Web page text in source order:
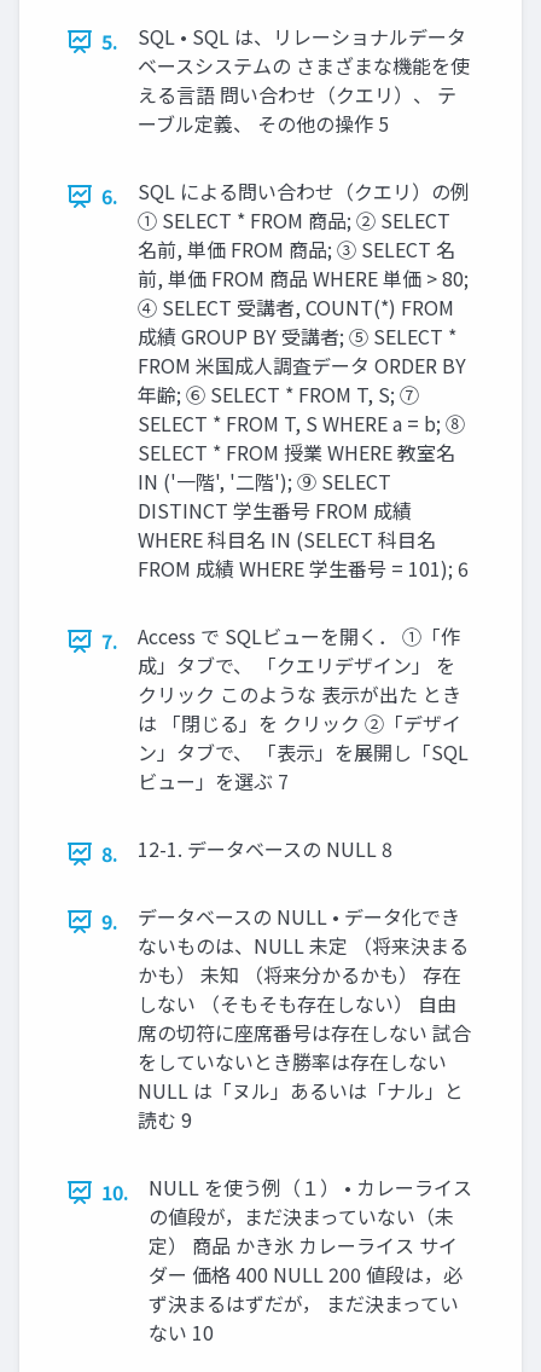
5.
SQL • SQL は、リレーショナルデータ
ベースシステムの さまざまな機能を使
える言語 問い合わせ（クエリ）、 テ
ーブル定義、 その他の操作 5
6.
SQL による問い合わせ（クエリ）の例
① SELECT * FROM 商品; ② SELECT
名前, 単価 FROM 商品; ③ SELECT 名
前, 単価 FROM 商品 WHERE 単価 > 80;
④ SELECT 受講者, COUNT(*) FROM
成績 GROUP BY 受講者; ⑤ SELECT *
FROM 米国成人調査データ ORDER BY
年齢; ⑥ SELECT * FROM T, S; ⑦
SELECT * FROM T, S WHERE a = b; ⑧
SELECT * FROM 授業 WHERE 教室名
IN ('一階', '二階'); ⑨ SELECT
DISTINCT 学生番号 FROM 成績
WHERE 科目名 IN (SELECT 科目名
FROM 成績 WHERE 学生番号 = 101); 6
7.
Access で SQLビューを開く． ①「作
成」タブで、 「クエリデザイン」 を
クリック このような 表示が出た とき
は 「閉じる」を クリック ②「デザイ
ン」タブで、 「表示」を展開し「SQL
ビュー」を選ぶ 7
8. 12-1. データベースの NULL 8
9.
データベースの NULL • データ化でき
ないものは、NULL 未定 （将来決まる
かも） 未知 （将来分かるかも） 存在
しない （そもそも存在しない） 自由
席の切符に座席番号は存在しない 試合
をしていないとき勝率は存在しない
NULL は「ヌル」あるいは「ナル」と
読む 9
10.
NULL を使う例（１） • カレーライス
の値段が，まだ決まっていない（未
定） 商品 かき氷 カレーライス サイ
ダー 価格 400 NULL 200 値段は，必
ず決まるはずだが， まだ決まってい
ない 10